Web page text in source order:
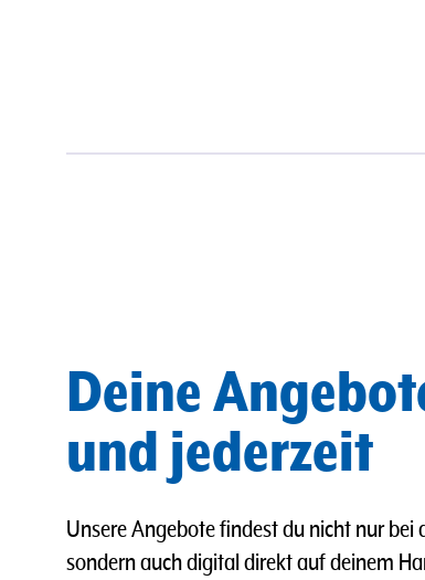
Deine
und jederzeit
Unsere Angebote findest du nicht nur bei
sondern auch digital direkt auf deinem